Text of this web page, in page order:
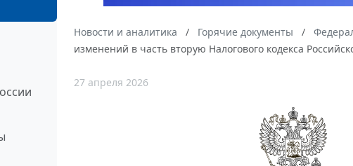
Новости и аналитика Горячие документы
изменений в часть вторую Налогового кодекса
27 апреля 2026